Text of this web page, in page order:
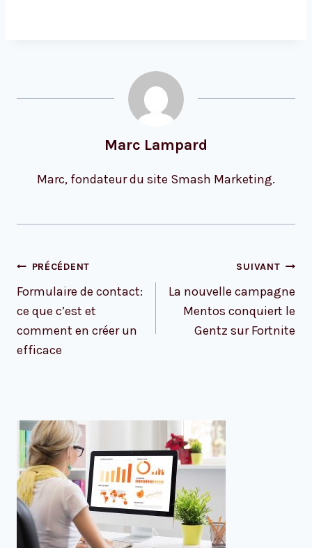
Marc Lampard
Marc, fondateur du site Smash Marketing.
Navigation
l’article
PRÉCÉDENT
Formulaire de contact:
ce que c’est et
comment en créer un
efficace
SUIVANT
La nouvelle campagne
Mentos conquiert le
Gentz ​​sur Fortnite